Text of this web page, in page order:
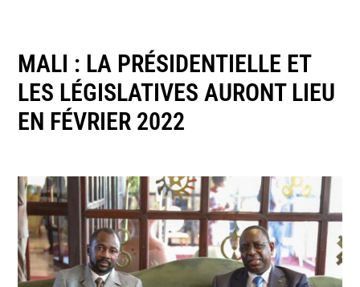
MALI : LA PRÉSIDENTIELLE ET
LES LÉGISLATIVES AURONT LIEU
EN FÉVRIER 2022